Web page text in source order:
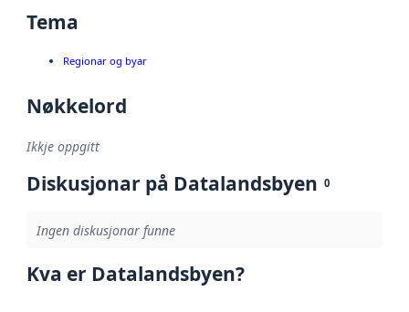
Tema
Regionar og byar
Nøkkelord
Ikkje oppgitt
Diskusjonar på Datalandsbyen 0
Ingen diskusjonar funne
Kva er Datalandsbyen?